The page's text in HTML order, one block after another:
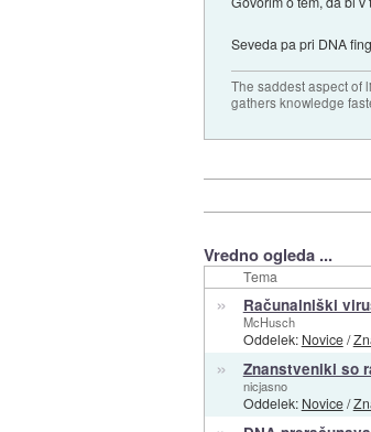
Seveda pa pri DNA
The saddest aspect of
gathers knowledge
Vredno ogleda ...
Tema
» Računalniški
McHusch
Oddelek: Novice/
» Znanstveniki so
nicjasno
Oddelek: Novice/